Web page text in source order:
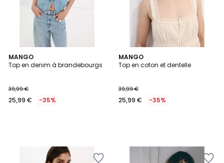
MANGO
Top en denim à brandebourgs
39,99 €
25,99 € -35%
MANGO
Top en coton et dentelle
39,99 €
25,99 € -35%